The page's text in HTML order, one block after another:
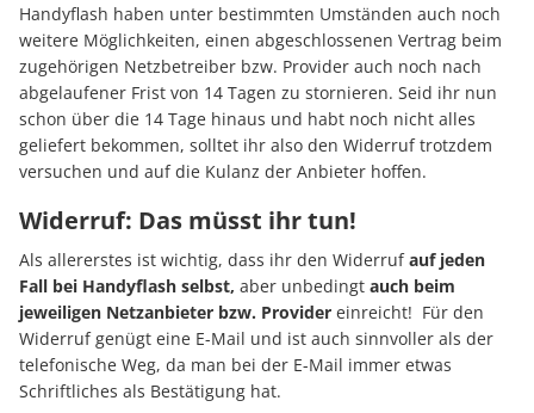
Handyflash haben unter bestimmten Umständen auch noch
weitere Möglichkeiten, einen abgeschlossenen Vertrag beim
zugehörigen Netzbetreiber bzw. Provider auch noch nach
abgelaufener Frist von 14 Tagen zu stornieren. Seid ihr nun
schon über die 14 Tage hinaus und habt noch nicht alles
geliefert bekommen, solltet ihr also den Widerruf trotzdem
versuchen und auf die Kulanz der Anbieter hoffen.
Widerruf: Das müsst ihr tun!
Als allererstes ist wichtig, dass ihr den Widerrufauf jeden
Fall bei Handyflash selbst, aber unbedingt auch beim
jeweiligen Netzanbieter bzw. Provider einreicht! Für den
Widerruf genügt eine E-Mail und ist auch sinnvoller als der
telefonische Weg, da man bei der E-Mail immer etwas
Schriftliches als Bestätigung hat.